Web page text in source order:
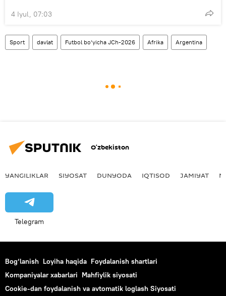
4 Iyul, 07:03
Sport davlat Futbol bo‘yicha JCh-2026 Afrika Argentina
O‘zbekiston
YANGILIKLAR SIYOSAT DUNYODA IQTISOD JAMIYAT
Telegram
Bog‘lanish Loyiha haqida Foydalanish shartlari
Kompaniyalar xabarlari Mahfiylik siyosati
Cookie-dan foydalanish va avtomatik loglash Siyosati